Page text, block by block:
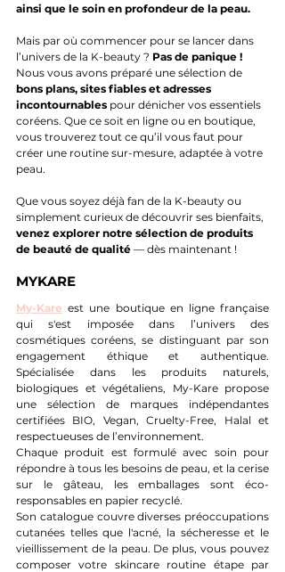
ainsi que le soin en profondeur de la peau.
Mais par où commencer pour se lancer dans
l’univers de la K-beauty ? Pas de panique !
Nous vous avons préparé une sélection de
bons plans, sites fiables et adresses
incontournables pour dénicher vos essentiels
coréens. Que ce soit en ligne ou en boutique,
vous trouverez tout ce qu’il vous faut pour
créer une routine sur-mesure, adaptée à votre
peau.
Que vous soyez déjà fan de la K-beauty ou
simplement curieux de découvrir ses bienfaits,
venez explorer notre sélection de produits
de beauté de qualité — dès maintenant !
MYKARE
My-Kare est une boutique en ligne française
qui s'est imposée dans l’univers des
cosmétiques coréens, se distinguant par son
engagement éthique et authentique.
Spécialisée dans les produits naturels,
biologiques et végétaliens, My-Kare propose
une sélection de marques indépendantes
certifiées BIO, Vegan, Cruelty-Free, Halal
et
respectueuses de l’environnement.
Chaque produit est formulé avec soin pour
répondre à tous les besoins de peau, et la cerise
sur le gâteau, les emballages sont éco-
responsables en papier recyclé.
Son catalogue couvre diverses préoccupations
cutanées telles que l'acné, la sécheresse et le
vieillissement de la peau. De plus, vous pouvez
composer votre skincare routine étape par